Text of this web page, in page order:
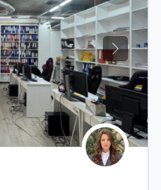
Next